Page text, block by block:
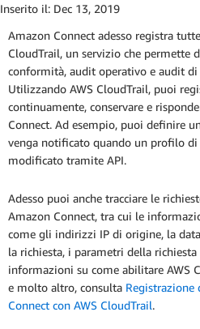
Inserito il: Dec 13, 2019
Amazon Connect adesso registra
CloudTrail, un servizio che permette
conformità, audit operativo e audit di
Utilizzando AWS CloudTrail, puoi
continuamente, conservare e
Connect. Ad esempio, puoi definire
venga notificato quando un profilo di
modificato tramite API.
Adesso puoi anche tracciare le
Amazon Connect, tra cui le
come gli indirizzi IP di origine, la
la richiesta, i parametri della
informazioni su come abilitare AWS
e molto altro, consulta Registrazione
Connect con AWS CloudTrail.